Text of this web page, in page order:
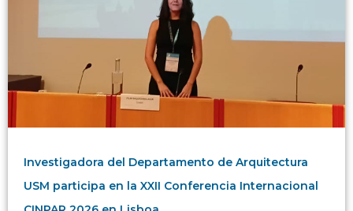
Investigadora del Departamento de Arquitectura
USM participa en la XXII Conferencia Internacional